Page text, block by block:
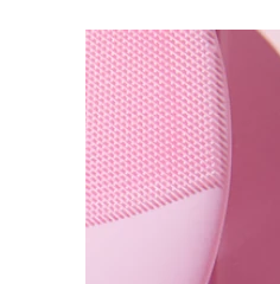
FOREO APP
SOBRE